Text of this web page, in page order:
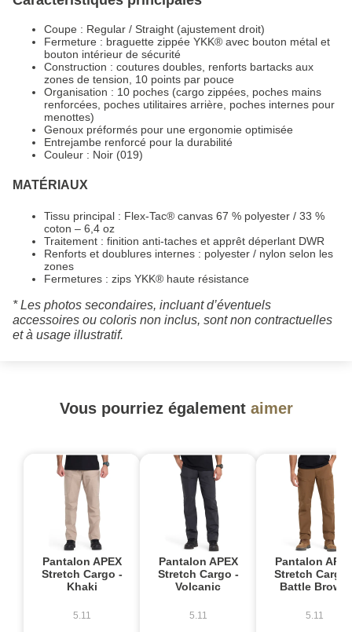
Coupe : Regular / Straight (ajustement droit)
Fermeture : braguette zippée YKK® avec bouton métal et
bouton intérieur de sécurité
Construction : coutures doubles, renforts bartacks aux
zones de tension, 10 points par pouce
Organisation : 10 poches (cargo zippées, poches mains
renforcées, poches utilitaires arrière, poches internes pour
menottes)
Genoux préformés pour une ergonomie optimisée
Entrejambe renforcé pour la durabilité
Couleur : Noir (019)
MATÉRIAUX
Tissu principal : Flex-Tac® canvas 67 % polyester / 33 %
coton – 6,4 oz
Traitement : finition anti-taches et apprêt déperlant DWR
Renforts et doublures internes : polyester / nylon selon les
zones
Fermetures : zips YKK® haute résistance
* Les photos secondaires, incluant d’éventuels
accessoires ou coloris non inclus, sont non contractuelles
et à usage illustratif.
Vous pourriez également aimer
Pantalon APEX
Stretch Cargo -
Khaki
5.11
Pantalon APEX
Stretch Cargo -
Volcanic
5.11
Pantalon
Stretch Cargo
Battle Brown
5.11